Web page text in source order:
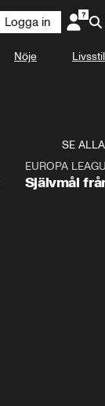
Logga in
Nöje Livsstil
SE ALLA
EUROPA
Självmål